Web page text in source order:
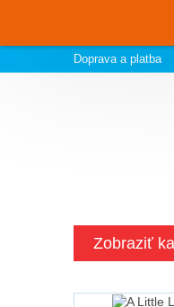
Doprava a platba
Zobraziť